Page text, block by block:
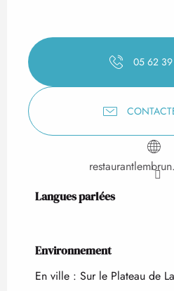
05 62
Langues parlées
Langues parlées
Environnement
Environnement
En ville : Sur le Plateau de